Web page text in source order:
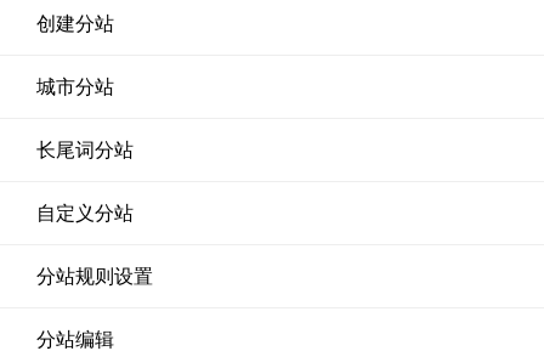
创建分站
城市分站
长尾词分站
自定义分站
分站规则设置
分站编辑